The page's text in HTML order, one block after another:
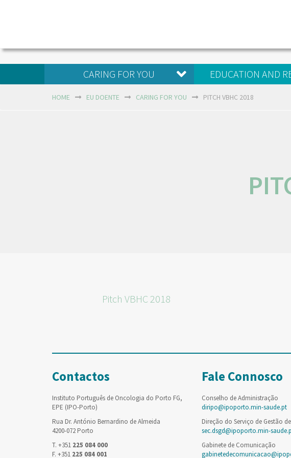
CARING FOR YOU EDUCATION AND
HOME EU DOENTE CARING FOR YOU PITCH VBHC 2018
Pitch VBHC 2018
Contactos
Instituto Português de Oncologia do Porto FG,
EPE (IPO-Porto)
Rua Dr. António Bernardino de Almeida
4200-072 Porto
T. +351 225 084 000
F. +351 225 084 001
Fale Connosco
Conselho de Administração
diripo@ipoporto.min-saude.pt
Direção do Serviço de Gestão
sec.dsgd@ipoporto.min-
Gabinete de Comunicação